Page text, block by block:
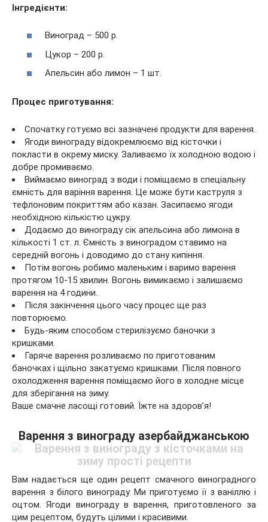
Інгредієнти:
Виноград – 500 р.
Цукор – 200 р.
Апельсин або лимон – 1 шт.
Процес приготування:
Спочатку готуємо всі зазначені продукти для варення.
Ягоди винограду відокремлюємо від кісточки і
покласти в окрему миску. Заливаємо їх холодною водою і
добре промиваємо.
Виймаємо виноград з води і поміщаємо в спеціальну
ємність для варіння варення. Це може бути каструля з
тефлоновим покриттям або казан. Засипаємо ягоди
необхідною кількістю цукру.
Додаємо до винограду сік апельсина або лимона в
кількості 1 ст. л. Ємність з виноградом ставимо на
середній вогонь і доводимо до стану кипіння.
Потім вогонь робимо маленьким і варимо варення
протягом 10-15 хвилин. Вогонь вимикаємо і залишаємо
варення на 4 години.
Після закінчення цього часу процес ще раз
повторюємо.
Будь-яким способом стерилізуємо баночки з
кришками.
Гаряче варення розливаємо по приготованим
баночках і щільно закатуємо кришками. Після повного
охолодження варення поміщаємо його в холодне місце
для зберігання на зиму.
Ваше смачне ласощі готовий. Їжте на здоров’я!
Варення з винограду азербайджанською
Вам надається ще один рецепт смачного виноградного
варення з білого винограду. Ми приготуємо її з ваніллю і
оцтом. Ягоди винограду в варення, приготовленого за
цим рецептом, будуть цілими і красивими.